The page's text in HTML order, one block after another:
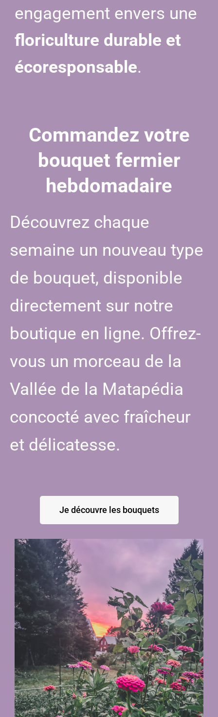
engagement envers une
floriculture durable et
écoresponsable.
Commandez votre
bouquet fermier
hebdomadaire
Découvrez chaque
semaine un nouveau type
de bouquet, disponible
directement sur notre
boutique en ligne. Offrez-
vous un morceau de la
Vallée de la Matapédia
concocté avec fraîcheur
et délicatesse.
Je découvre les bouquets